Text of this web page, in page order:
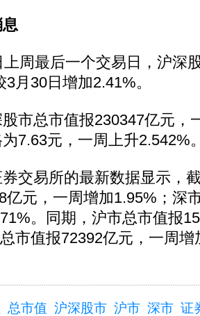
最后一个交易日，沪深
月30日增加2.41%。
总市值报230347亿元，
7.63元，一周上升2.542%
易所的最新数据显示，
亿元，一周增加1.95%；深
。同期，沪市总市值报
市值报72392亿元，一周
总市值 沪深股市 沪市 深市 证